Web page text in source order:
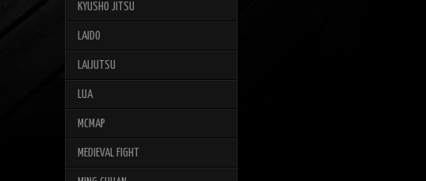
KYUSHO JITSU
LAIDO
LAIJUTSU
LUA
MCMAP
MEDIEVAL FIGHT